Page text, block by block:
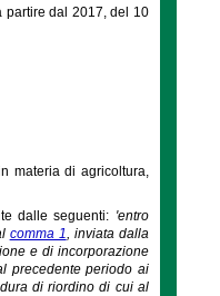
dal 2017, del 10
materia di agricoltura,
dalle seguenti: 'entro
comma 1, inviata dalla
e di incorporazione
precedente periodo ai
di riordino di cui al